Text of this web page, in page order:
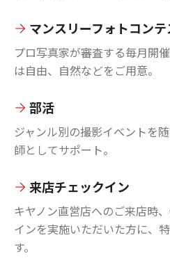
マンスリーフォトコンテ
プロ写真家が審査する毎月開
は自由、自然などをご用意。
部活
ジャンル別の撮影イベントを
師としてサポート。
来店チェックイン
キヤノン直営店へのご来店時
インを実施いただいた方に、
す。